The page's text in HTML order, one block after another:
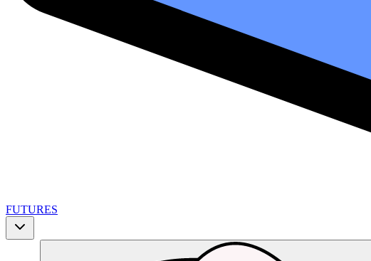
FUTURES